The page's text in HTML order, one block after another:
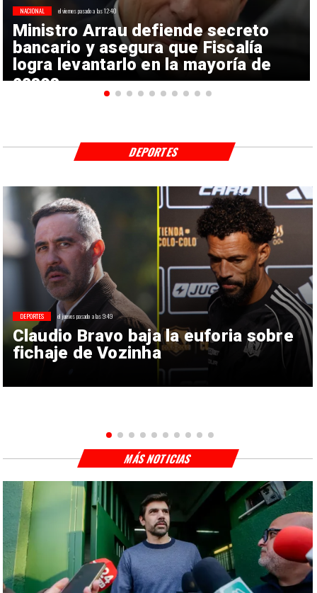
Ministro Arrau defiende secreto
bancario y asegura que Fiscalía
logra levantarlo en la mayoría de
casos
NACIONAL el viernes pasado a las 12:40
Claudio Bravo baja la euforia sobre
fichaje de Vozinha
DEPORTES el jueves pasado a las 9:49
DEPORTES
MÁS NOTICIAS